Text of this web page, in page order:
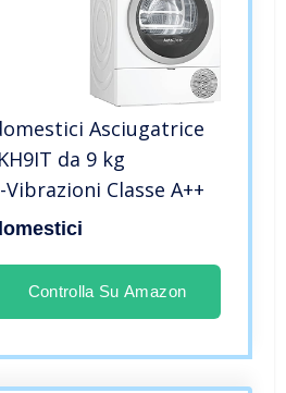
Asciugatrice
da 9 kg
Classe A++
Controlla Su Amazon